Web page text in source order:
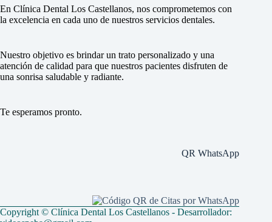
En Clínica Dental Los Castellanos, nos comprometemos con
la excelencia en cada uno de nuestros servicios dentales.
Nuestro objetivo es brindar un trato personalizado y una
atención de calidad para que nuestros pacientes disfruten de
una sonrisa saludable y radiante.
Te esperamos pronto.
QR WhatsApp
Copyright © Clínica Dental Los Castellanos - Desarrollador: